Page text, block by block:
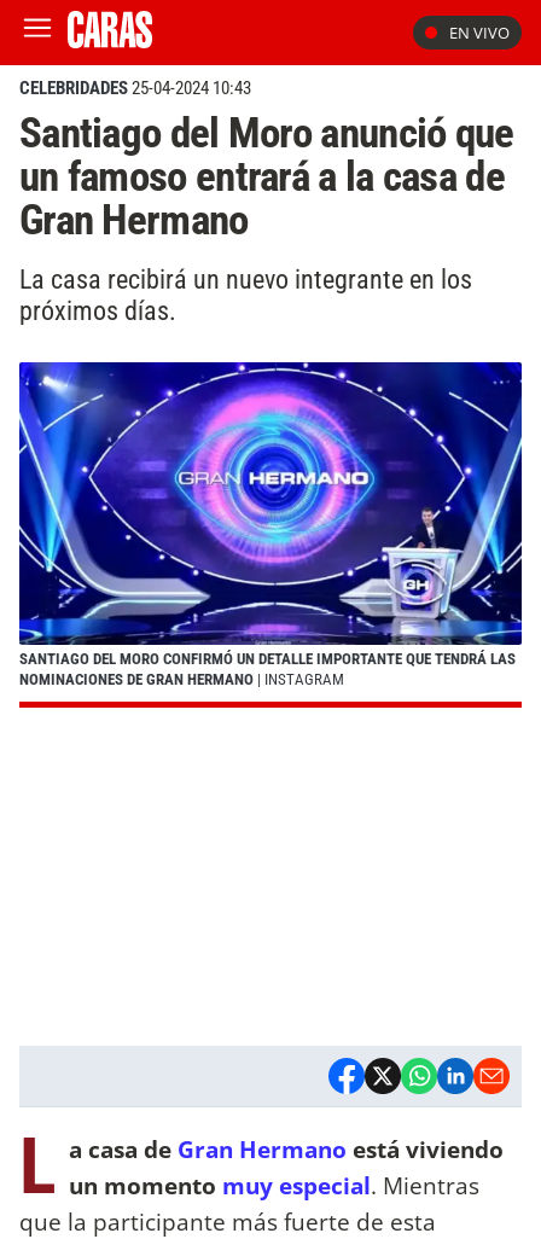
EN VIVO
CELEBRIDADES25-04-2024 10:43
Santiago del Moro anunció que
un famoso entrará a la casa de
Gran Hermano
La casa recibirá un nuevo integrante en los
próximos días.
SANTIAGO DEL MORO CONFIRMÓ UN DETALLE IMPORTANTE QUE TENDRÁ LAS
NOMINACIONES DE GRAN HERMANO | INSTAGRAM
L a casa de Gran Hermano está viviendo
un momento muy especial. Mientras
que la participante más fuerte de esta